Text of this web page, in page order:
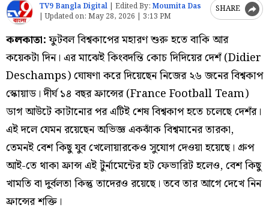
TV9 Bangla Digital Edited By: Moumita Das
|Updated on: May 28, 2026 | 3:13 PM
SHARE
কলকাতা:ফুটবল বিশ্বকাপের মহারণ শুরু হতে বাকি আর
কয়েকটা দিন। এর মাঝেই কিংবদন্তি কোচ দিদিয়ের দেশঁ (Didier
Deschamps) ঘোষণা করে দিয়েছেন নিজের ২৬ জনের বিশ্বকাপ
স্কোয়াড। দীর্ঘ ১৪ বছর ফ্রান্সের (France Football Team)
ডাগ আউটে কাটানোর পর এটিই শেষ বিশ্বকাপ হতে চলেছে দেশঁর।
এই দলে যেমন রয়েছেন অভিজ্ঞ একঝাঁক বিশ্বমানের তারকা,
তেমনই বেশ কিছু যুব খেলোয়ারকেও সুযোগ দেওয়া হয়েছে। গ্ৰুপ
আই-তে থাকা ফ্রান্স এই টুর্নামেন্টের হট ফেভারিট হলেও, বেশ কিছু
খামতি বা দুর্বলতা কিন্তু তাদেরও রয়েছে। তবে তার আগে দেখে নিন
ফ্রান্সের শক্তি।